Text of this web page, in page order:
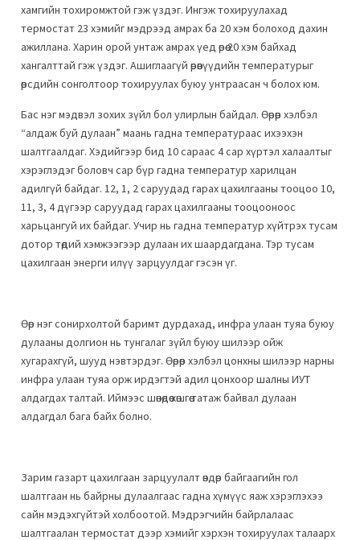
хамгийн тохиромжтой гэж үздэг. Ингэж тохируулахад
термостат 23 хэмийг мэдрээд амрах ба 20 хэм болоход дахин
ажиллана. Харин орой унтаж амрах үед өрөө 20 хэм байхад
хангалттай гэж үздэг. Ашиглаагүй өрөөнүүдийн температурыг
өөрсдийн сонголтоор тохируулах буюу унтраасан ч болох юм.
Бас нэг мэдвэл зохих зүйл бол улирлын байдал. Өөрөөр хэлбэл
“алдаж буй дулаан” маань гадна температураас ихээхэн
шалтгаалдаг. Хэдийгээр бид 10 сараас 4 сар хүртэл халаалтыг
хэрэглэдэг боловч сар бүр гадна температур харилцан
адилгүй байдаг. 12, 1, 2 саруудад гарах цахилгааны тооцоо 10,
11, 3, 4 дүгээр саруудад гарах цахилгааны тооцооноос
харьцангуй их байдаг. Учир нь гадна температур хүйтрэх тусам
дотор төдий хэмжээгээр дулаан их шаардагдана. Тэр тусам
цахилгаан энерги илүү зарцуулдаг гэсэн үг.
Өөр нэг сонирхолтой баримт дурдахад, инфра улаан туяа буюу
дулааны долгион нь тунгалаг зүйл буюу шилээр ойж
хугарахгүй, шууд нэвтэрдэг. Өөрөөр хэлбэл цонхны шилээр нарны
инфра улаан туяа орж ирдэгтэй адил цонхоор шалны ИУТ
алдагдах талтай. Иймээс шөнөдөө хөшгөө татаж байвал дулаан
алдагдал бага байх болно.
Зарим газарт цахилгаан зарцуулалт өндөр байгаагийн гол
шалтгаан нь байрны дулаалгаас гадна хүмүүс яаж хэрэглэхээ
сайн мэдэхгүйтэй холбоотой. Мэдрэгчийн байрлалаас
шалтгаалан термостат дээр хэмийг хэрхэн тохируулах талаарх